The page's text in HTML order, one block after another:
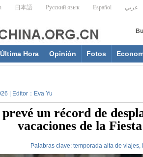
Última Hora Opinión Fotos
| Editor：Eva Yu
prevé un récord de
vacaciones de la
Palabras clave: temporada alta de viajes,